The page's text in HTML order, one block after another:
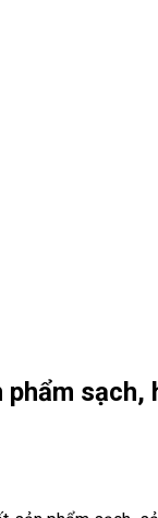
phẩm sạch,